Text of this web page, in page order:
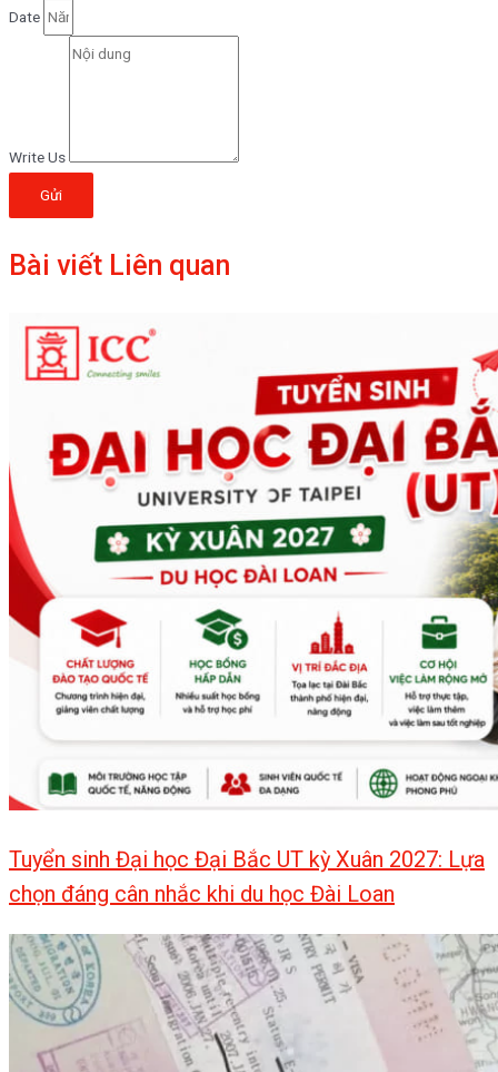
Date
Write Us
Gửi
Bài viết Liên quan
Tuyển sinh Đại học Đại Bắc UT kỳ Xuân 2027: Lựa
chọn đáng cân nhắc khi du học Đài Loan